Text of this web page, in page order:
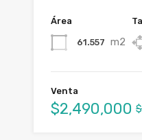
Área
61.557 m2
Venta
$2,490,000